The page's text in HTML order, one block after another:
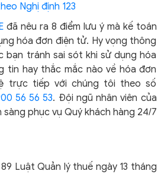
Nghị định 123
đã nêu ra 8 điểm lưu ý mà kế toán
hóa đơn điện tử. Hy vọng thông
bạn tránh sai sót khi sử dụng hóa
tin hay thắc mắc nào về hóa đơn
trực tiếp với chúng tôi theo số
56 56 53. Đội ngũ nhân viên của
sàng phục vụ Quý khách hàng 24/7
Luật Quản lý thuế ngày 13 tháng